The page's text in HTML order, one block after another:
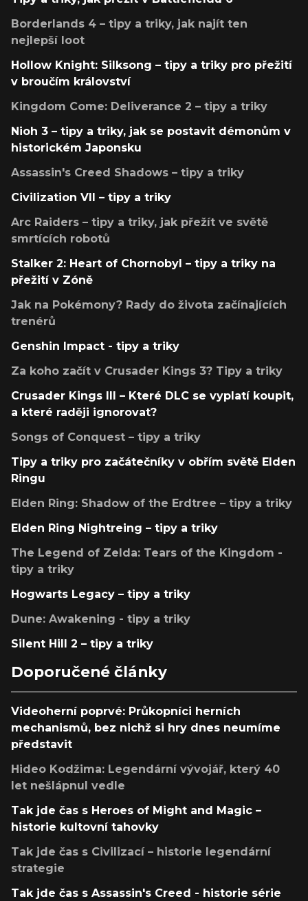
Borderlands 4 – tipy a triky, jak najít ten
nejlepší loot
Hollow Knight: Silksong – tipy a triky pro přežití
v broučím království
Kingdom Come: Deliverance 2 – tipy a triky
Nioh 3 – tipy a triky, jak se postavit démonům v
historickém Japonsku
Assassin's Creed Shadows – tipy a triky
Civilization VII – tipy a triky
Arc Raiders – tipy a triky, jak přežít ve světě
smrtících robotů
Stalker 2: Heart of Chornobyl – tipy a triky na
přežití v Zóně
Jak na Pokémony? Rady do života začínajících
trenérů
Genshin Impact - tipy a triky
Za koho začít v Crusader Kings 3? Tipy a triky
Crusader Kings III – Které DLC se vyplatí koupit,
a které raději ignorovat?
Songs of Conquest – tipy a triky
Tipy a triky pro začátečníky v obřím světě Elden
Ringu
Elden Ring: Shadow of the Erdtree – tipy a triky
Elden Ring Nightreing – tipy a triky
The Legend of Zelda: Tears of the Kingdom -
tipy a triky
Hogwarts Legacy – tipy a triky
Dune: Awakening - tipy a triky
Silent Hill 2 – tipy a triky
Doporučené články
Videoherní poprvé: Průkopníci herních
mechanismů, bez nichž si hry dnes neumíme
představit
Hideo Kodžima: Legendární vývojář, který 40
let nešlápnul vedle
Tak jde čas s Heroes of Might and Magic –
historie kultovní tahovky
Tak jde čas s Civilizací – historie legendární
strategie
Tak jde čas s Assassin's Creed - historie série